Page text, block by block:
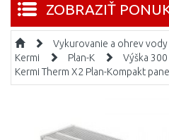
ZOBRAZIŤ
Vykurovanie a ohrev vody
Kermi
Plan-K Výška 300
Kermi Therm X2 Plan-Kompakt